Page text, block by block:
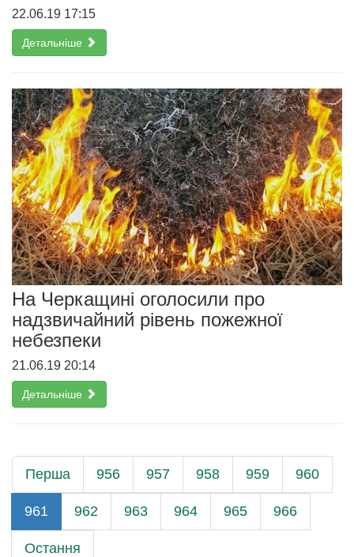
22.06.19 17:15
Детальніше
На Черкащині оголосили про
надзвичайний рівень пожежної
небезпеки
21.06.19 20:14
Детальніше
Перша 956 957 958 959 960
961 962 963 964 965 966
Остання